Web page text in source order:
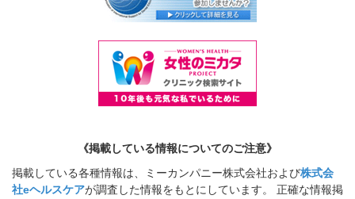
《掲載している情報についてのご注意》
掲載している各種情報は、ミーカンパニー株式会社および株式会
社eヘルスケアが調査した情報をもとにしています。 正確な情報掲